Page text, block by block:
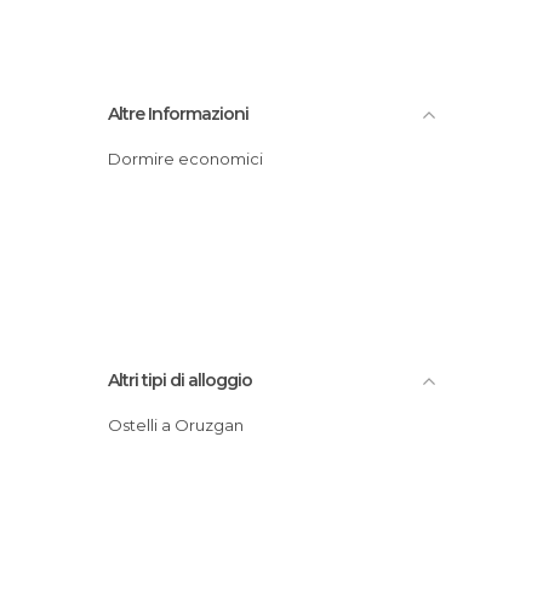
Altre Informazioni
Dormire economici
Altri tipi di alloggio
Ostelli a Oruzgan